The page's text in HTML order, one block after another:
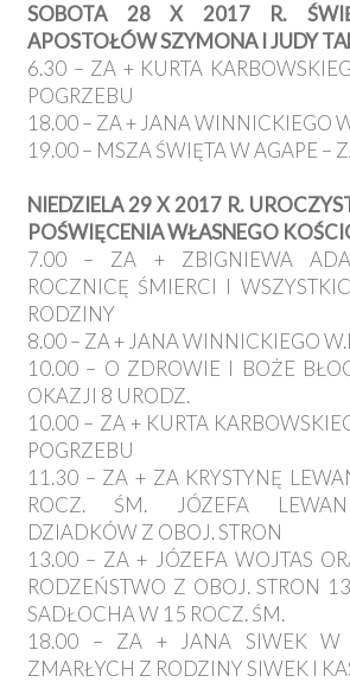
SOBOTA 28 X 2017 R.
APOSTOŁÓW SZYMONA I JUDY
6.30 – ZA + KURTA
POGRZEBU
18.00 – ZA + JANA WINNICKIEGO
19.00 – MSZA ŚWIĘTA W AGAPE –
NIEDZIELA 29 X 2017 R.
POŚWIĘCENIA WŁASNEGO
7.00 – ZA + ZBIGNIEWA
ROCZNICĘ ŚMIERCI I
RODZINY
8.00 – ZA + JANA WINNICKIEGO
10.00 – O ZDROWIE I BOŻE
OKAZJI 8 URODZ.
10.00 – ZA + KURTA
POGRZEBU
11.30 – ZA + ZA KRYSTYNĘ
ROCZ. ŚM. JÓZEFA
DZIADKÓW Z OBOJ. STRON
13.00 – ZA + JÓZEFA WOJTAS
RODZEŃSTWO Z OBOJ. STRON
SADŁOCHA W 15 ROCZ. ŚM.
18.00 – ZA + JANA SIWEK W
ZMARŁYCH Z RODZINY SIWEK I